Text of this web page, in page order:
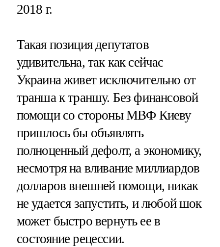
2018 г.
Такая позиция депутатов
удивительна, так как сейчас
Украина живет исключительно от
транша к траншу. Без финансовой
помощи со стороны МВФ Киеву
пришлось бы объявлять
полноценный дефолт, а экономику,
несмотря на вливание миллиардов
долларов внешней помощи, никак
не удается запустить, и любой шок
может быстро вернуть ее в
состояние рецессии.